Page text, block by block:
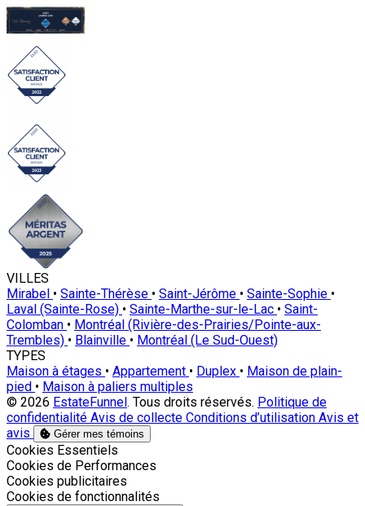
VILLES
Mirabel • Sainte-Thérèse • Saint-Jérôme • Sainte-Sophie •
Laval (Sainte-Rose) • Sainte-Marthe-sur-le-Lac • Saint-
Colomban • Montréal (Rivière-des-Prairies/Pointe-aux-
Trembles) • Blainville • Montréal (Le Sud-Ouest)
TYPES
Maison à étages • Appartement • Duplex • Maison de plain-
pied • Maison à paliers multiples
© 2026 EstateFunnel. Tous droits réservés. Politique de
confidentialité Avis de collecte Conditions d’utilisation Avis et
avis
Gérer mes témoins
Activer
Cookies Essentiels
Activer
Cookies de Performances
Activer
Cookies publicitaires
Activer
Cookies de fonctionnalités